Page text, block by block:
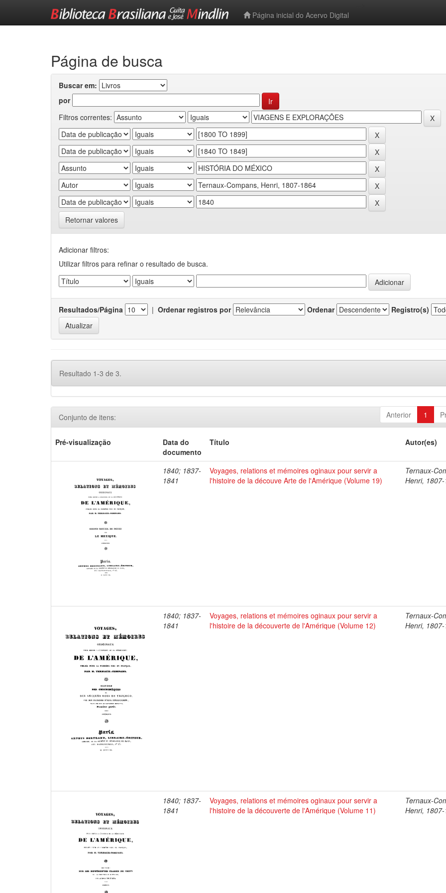
Página inicial do Acervo Digital
Página de busca
Buscar em:
por
Filtros correntes:
Retornar valores
Adicionar filtros:
Utilizar filtros para refinar o resultado de busca.
Resultados/Página | Ordenar registros por Ordenar Registro(s)
Resultado 1-3 de 3.
Anterior 1
Conjunto de itens:
Pré-visualização
Data do
documento
Título Autor(es)
1840; 1837-
1841
Voyages, relations et mémoires oginaux pour servir a
l'histoire de la découve Arte de l'Amérique (Volume 19)
Ternaux-
Henri,
1840; 1837-
1841
Voyages, relations et mémoires oginaux pour servir a
l'histoire de la découverte de l'Amérique (Volume 12)
Ternaux-
Henri,
1840; 1837-
1841
Voyages, relations et mémoires oginaux pour servir a
l'histoire de la découverte de l'Amérique (Volume 11)
Ternaux-
Henri,